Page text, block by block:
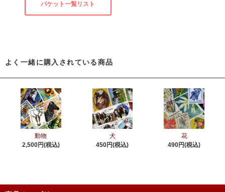
パケット一覧リスト
よく一緒に購入されている商品
動物
2,500円(税込)
犬
450円(税込)
花
490円(税込)